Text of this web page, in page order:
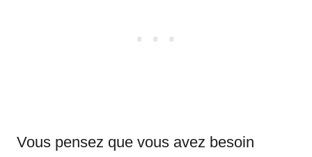
Vous pensez que vous avez besoin